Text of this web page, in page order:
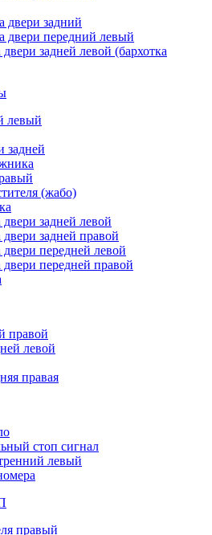
двери задний
двери передний левый
задней левой (бархотка
левый
задней
(жабо)
задней левой
задней правой
двери передней левой
двери передней правой
правой
левой
правая
стоп сигнал
левый
правый